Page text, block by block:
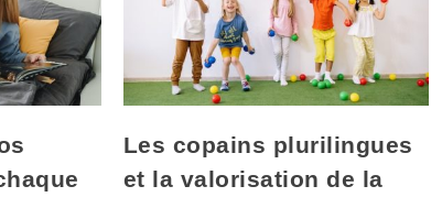
Les copains plurilingues
et la valorisation de la